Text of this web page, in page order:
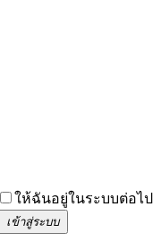
ให้ฉันอยู่ในระบบต่อไป
เข้าสู่ระบบ